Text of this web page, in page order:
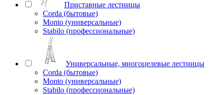
Приставные лестницы
Corda (бытовые)
Monto (универсальные)
Stabilo (профессиональные)
Универсальные, многоцелевые лестницы
Corda (бытовые)
Monto (универсальные)
Stabilo (профессиональные)